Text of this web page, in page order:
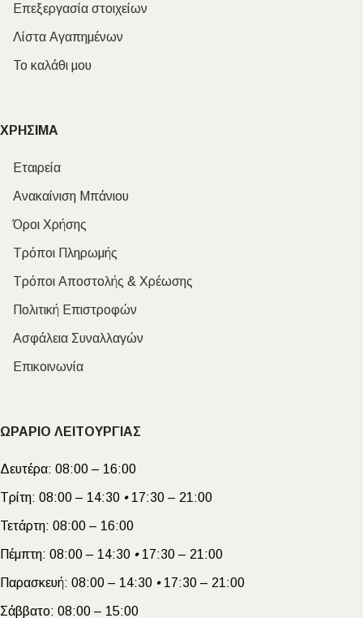
Επεξεργασία στοιχείων
Λίστα Αγαπημένων
Το καλάθι μου
ΧΡΗΣΙΜΑ
Εταιρεία
Ανακαίνιση Μπάνιου
Όροι Χρήσης
Τρόποι Πληρωμής
Τρόποι Αποστολής & Χρέωσης
Πολιτική Επιστροφών
Ασφάλεια Συναλλαγών
Επικοινωνία
ΩΡΑΡΙΟ ΛΕΙΤΟΥΡΓΙΑΣ
Δευτέρα: 08:00 – 16:00
Τρίτη: 08:00 – 14:30 •17:30 – 21:00
Τετάρτη: 08:00 – 16:00
Πέμπτη: 08:00 – 14:30 •17:30 – 21:00
Παρασκευή: 08:00 – 14:30 •17:30 – 21:00
Σάββατο: 08:00 – 15:00